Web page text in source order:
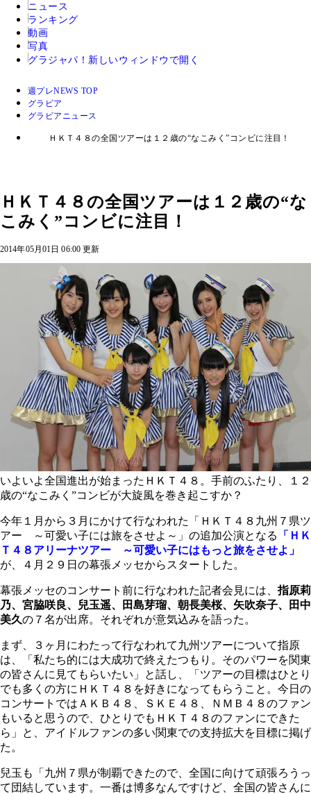
ニュース
ランキング
動画
写真
グラジャパ！ 新しいウィンドウで開く
週プレNEWS TOP
グラビア
グラビアニュース
ＨＫＴ４８の全国ツアーは１２歳の“なこみく”コンビに注目！
ＨＫＴ４８の全国ツアーは１２歳の“な
こみく”コンビに注目！
2014年05月01日 06:00 更新
いよいよ全国進出が始まったＨＫＴ４８。手前のふたり、１２
歳の“なこみく”コンビが大旋風を巻き起こすか？
今年１月から３月にかけて行なわれた「ＨＫＴ４８九州７県ツ
アー ～可愛い子には旅をさせよ～」の追加公演となる
「ＨＫ
Ｔ４８アリーナツアー ～可愛い子にはもっと旅をさせよ」
が、４月２９日の幕張メッセからスタートした。
幕張メッセのコンサート前に行なわれた記者会見には、指原莉
乃、宮脇咲良、兒玉遥、田島芽瑠、朝長美桜、矢吹奈子、田中
美久の７名が出席。それぞれが意気込みを語った。
まず、３ヶ月にわたって行なわれて九州ツアーについて指原
は、「私たち的には大成功で終えたつもり。そのパワーを関東
の皆さんに見てもらいたい」と話し、「ツアーの目標はひとり
でも多くの方にＨＫＴ４８を好きになってもらうこと。今日の
コンサートではＡＫＢ４８、ＳＫＥ４８、ＮＭＢ４８のファン
もいると思うので、ひとりでもＨＫＴ４８のファンにできた
ら」と、アイドルファンの多い関東での支持拡大を目標に掲げ
た。
兒玉も「九州７県が制覇できたので、全国に向けて頑張ろうっ
て団結しています。一番は博多なんですけど、全国の皆さんに